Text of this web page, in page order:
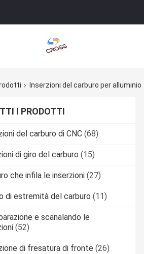
Inserzioni del carburo per alluminio
I PRODOTTI
del carburo di CNC (68)
di giro del carburo (15)
che infila le inserzioni (27)
di estremità del carburo (11)
e scanalando le
(52)
di fresatura di fronte (26)